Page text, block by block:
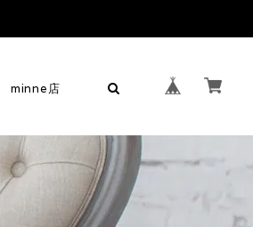
minne店